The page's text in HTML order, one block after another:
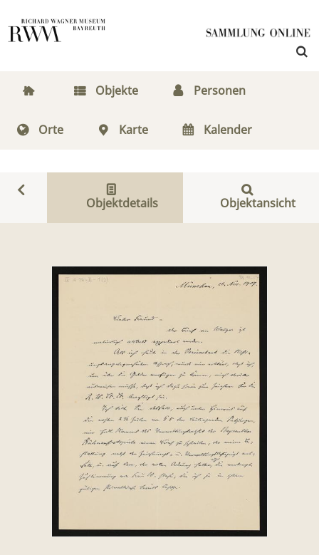
Objekte Personen
Orte Karte Kalender
Objektdetails Objektansicht